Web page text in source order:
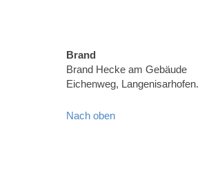
Brand
Brand Hecke am Gebäude
Eichenweg, Langenisarhofen.
Nach oben